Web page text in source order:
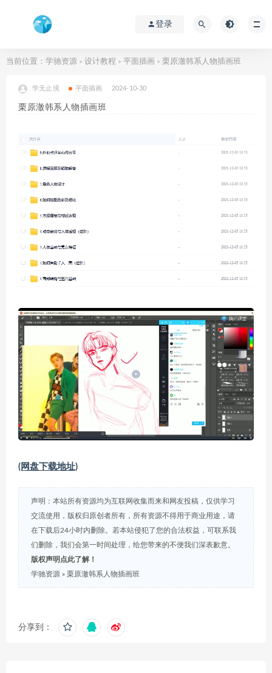
登录
当前位置： 学驰资源 > 设计教程 > 平面插画 > 栗原澈韩系人物插画班
学无止境 平面插画 2024-10-30
栗原澈韩系人物插画班
(网盘下载地址)
声明：本站所有资源均为互联网收集而来和网友投稿，仅供学习
交流使用，版权归原创者所有，所有资源不得用于商业用途，请
在下载后24小时内删除。若本站侵犯了您的合法权益，可联系我
们删除，我们会第一时间处理，给您带来的不便我们深表歉意。
版权声明点此了解！
学驰资源 » 栗原澈韩系人物插画班
分享到：